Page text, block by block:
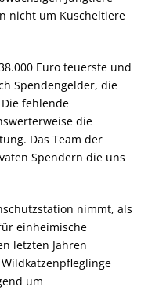
nicht um Kuscheltiere
Euro teuerste und
Spendengelder, die
fehlende
die
Das Team der
Spendern die uns
nimmt, als
einheimische
letzten Jahren
um